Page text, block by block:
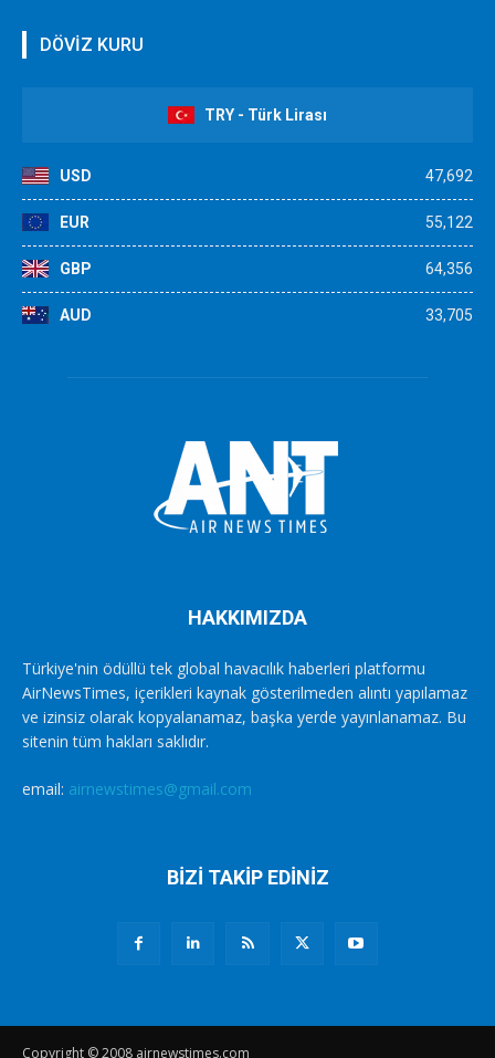
DÖVİZ KURU
TRY - Türk Lirası
USD 47,692
EUR 55,122
GBP 64,356
AUD 33,705
HAKKIMIZDA
Türkiye'nin ödüllü tek global havacılık haberleri platformu
AirNewsTimes, içerikleri kaynak gösterilmeden alıntı yapılamaz
ve izinsiz olarak kopyalanamaz, başka yerde yayınlanamaz. Bu
sitenin tüm hakları saklıdır.
email: airnewstimes@gmail.com
BİZİ TAKİP EDİNİZ
Copyright © 2008 airnewstimes.com